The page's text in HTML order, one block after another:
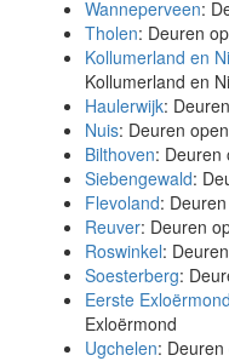
Wanneperveen:
Tholen: Deuren
Kollumerland en
Kollumerland en
Haulerwijk:
Nuis: Deuren
Bilthoven: Deuren
Siebengewald:
Flevoland:
Reuver: Deuren
Roswinkel:
Soesterberg:
Eerste Exloërmond
Exloërmond
Ugchelen: